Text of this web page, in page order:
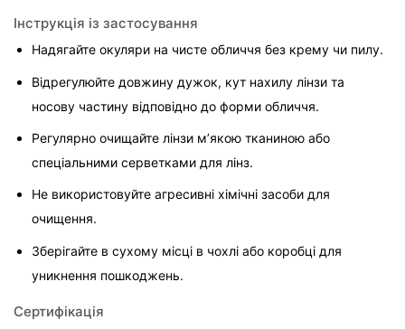
Інструкція із застосування
Надягайте окуляри на чисте обличчя без крему чи пилу.
Відрегулюйте довжину дужок, кут нахилу лінзи та
носову частину відповідно до форми обличчя.
Регулярно очищайте лінзи м’якою тканиною або
спеціальними серветками для лінз.
Не використовуйте агресивні хімічні засоби для
очищення.
Зберігайте в сухому місці в чохлі або коробці для
уникнення пошкоджень.
Сертифікація